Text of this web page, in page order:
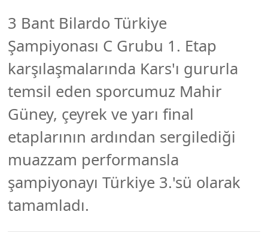
3 Bant Bilardo Türkiye
Şampiyonası C Grubu 1. Etap
karşılaşmalarında Kars'ı gururla
temsil eden sporcumuz Mahir
Güney, çeyrek ve yarı final
etaplarının ardından sergilediği
muazzam performansla
şampiyonayı Türkiye 3.'sü olarak
tamamladı.